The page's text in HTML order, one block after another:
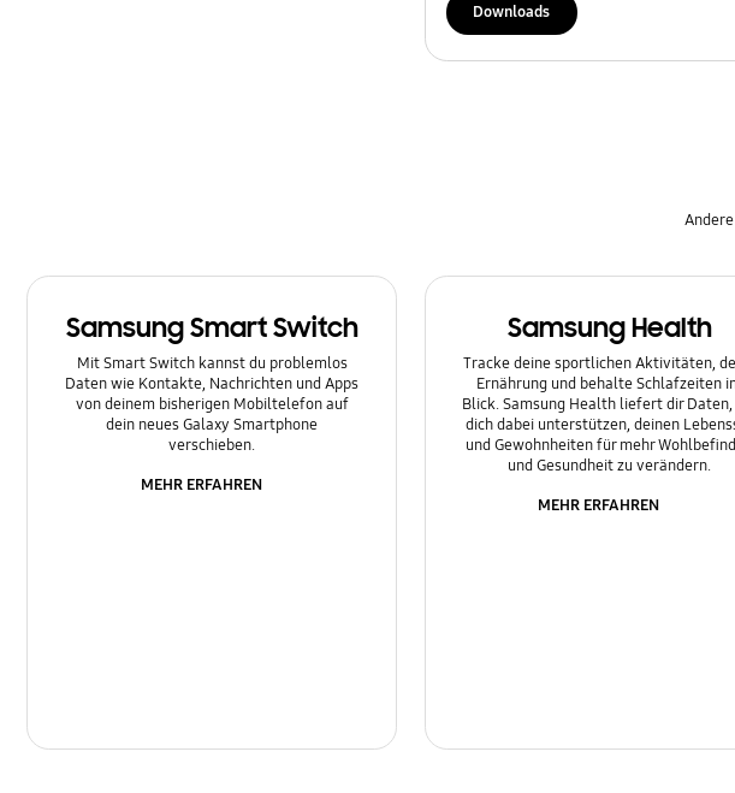
Sperre
Ton
Downloads
Samsung Smart Switch
Mit Smart Switch kannst du problemlos
Daten wie Kontakte, Nachrichten und Apps
von deinem bisherigen Mobiltelefon auf
dein neues Galaxy Smartphone
verschieben.
MEHR ERFAHREN
Samsung Health
Tracke deine sportlichen Aktivitäten,
Ernährung und behalte Schlafzeiten
Blick. Samsung Health liefert dir
dich dabei unterstützen, deinen
und Gewohnheiten für mehr
und Gesundheit zu verändern.
MEHR ERFAHREN